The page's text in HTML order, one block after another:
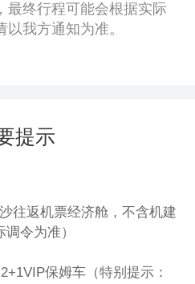
上仅一家餐厅，且餐食
无费用可退。
。
旅行社无法自主选择其
权归天门山景区负责，
不可抗力因素，景区玻
常游览，无退费
带点吃的。
最终行程可能会根据实际
我方通知为准。
提示
往返机票经济舱，不含机建
令为准）
保姆车（特别提示：